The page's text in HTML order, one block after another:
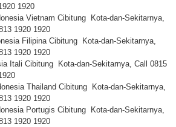
1920
Vietnam Cibitung Kota-dan-Sekitarnya,
1920 1920
Filipina Cibitung Kota-dan-Sekitarnya,
1920 1920
Itali Cibitung Kota-dan-Sekitarnya, Call 0815
Thailand Cibitung Kota-dan-Sekitarnya,
1920 1920
Portugis Cibitung Kota-dan-Sekitarnya,
1920 1920